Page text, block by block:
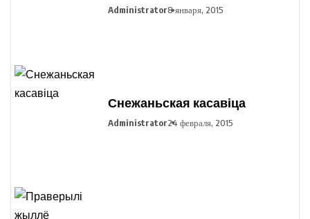
Administrator8 января, 2015
Снежаньская касавіца
Administrator24 февраля, 2015